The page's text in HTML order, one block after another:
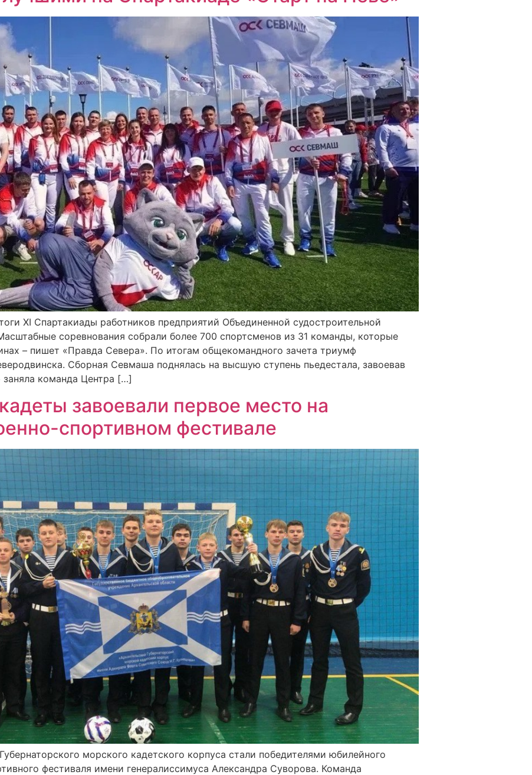
XI Спартакиады работников предприятий Объединенной судостроительной
соревнования собрали более 700 спортсменов из 31 команды, которые
– пишет «Правда Севера». По итогам общекомандного зачета триумф
Сборная Севмаша поднялась на высшую ступень пьедестала, завоевав
команда Центра […]
завоевали первое место на
спортивном фестивале
морского кадетского корпуса стали победителями юбилейного
фестиваля имени генералиссимуса Александра Суворова. Команда